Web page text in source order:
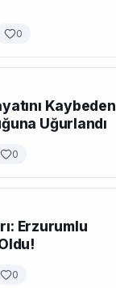
0
Kaybeden
Uğurlandı
0
Erzurumlu
0